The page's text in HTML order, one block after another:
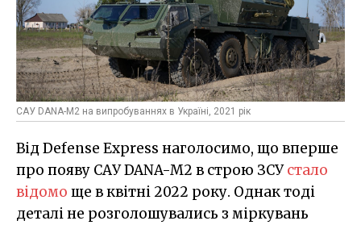
САУ DANA-M2 на випробуваннях в Україні, 2021 рік
Від Defense Express наголосимо, що вперше
про появу САУ DANA-M2 в строю ЗСУстало
відомо ще в квітні 2022 року. Однак тоді
деталі не розголошувались з міркувань